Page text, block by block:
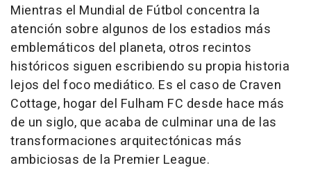
Mientras el Mundial de Fútbol concentra la
atención sobre algunos de los estadios más
emblemáticos del planeta, otros recintos
históricos siguen escribiendo su propia historia
lejos del foco mediático. Es el caso de Craven
Cottage, hogar del Fulham FC desde hace más
de un siglo, que acaba de culminar una de las
transformaciones arquitectónicas más
ambiciosas de la Premier League.